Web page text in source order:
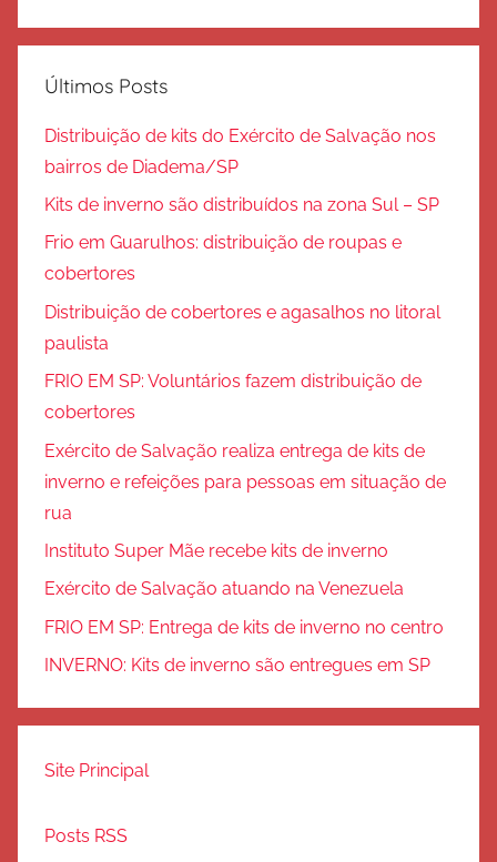
Últimos Posts
Distribuição de kits do Exército de Salvação nos
bairros de Diadema/SP
Kits de inverno são distribuídos na zona Sul – SP
Frio em Guarulhos: distribuição de roupas e
cobertores
Distribuição de cobertores e agasalhos no litoral
paulista
FRIO EM SP: Voluntários fazem distribuição de
cobertores
Exército de Salvação realiza entrega de kits de
inverno e refeições para pessoas em situação de
rua
Instituto Super Mãe recebe kits de inverno
Exército de Salvação atuando na Venezuela
FRIO EM SP: Entrega de kits de inverno no centro
INVERNO: Kits de inverno são entregues em SP
Site Principal
Posts RSS